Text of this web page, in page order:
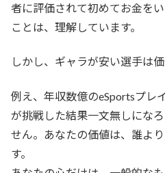
者に評価されて初めてお金を
ことは、理解しています。
しかし、ギャラが安い選手は
例え、年収数億のeSportsプレ
が挑戦した結果一文無しにな
せん。あなたの価値は、誰よ
す。